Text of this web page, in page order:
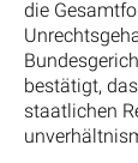
die
bestätigt,
staatlichen